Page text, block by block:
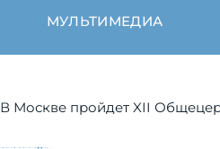
МУЛЬТИМЕДИА
В Москве пройдет XII